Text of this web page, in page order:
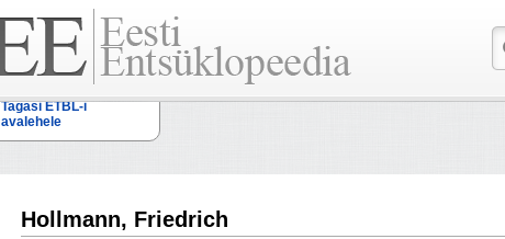
Tagasi ETBL-i
avalehele
Hollmann, Friedrich